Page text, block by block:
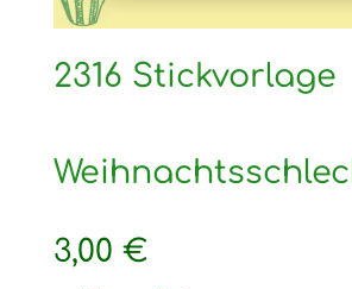
2316 Stickvorlage
3,00 €